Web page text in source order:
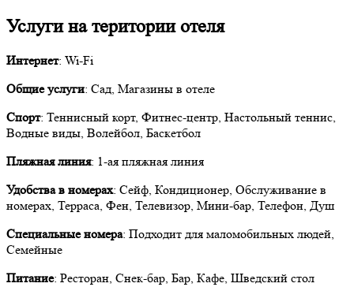
Услуги на територии отеля
Интернет: Wi-Fi
Общие услуги: Сад, Магазины в отеле
Спорт: Теннисный корт, Фитнес-центр, Настольный теннис,
Водные виды, Волейбол, Баскетбол
Пляжная линия: 1-ая пляжная линия
Удобства в номерах: Сейф, Кондиционер, Обслуживание в
номерах, Терраса, Фен, Телевизор, Мини-бар, Телефон, Душ
Специальные номера: Подходит для маломобильных людей,
Семейные
Питание: Ресторан, Снек-бар, Бар, Кафе, Шведский стол